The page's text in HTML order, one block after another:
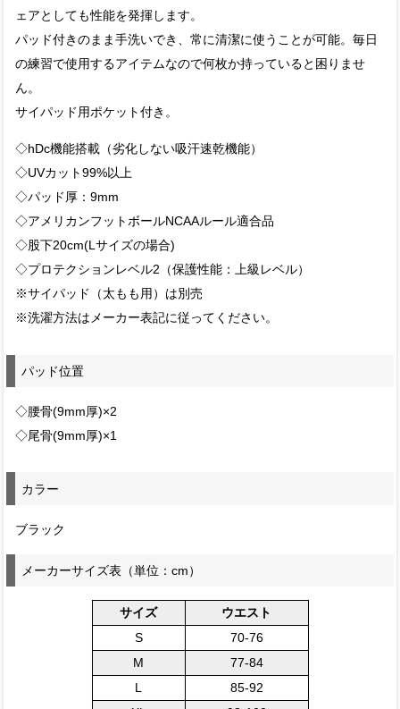
ェアとしても性能を発揮します。
パッド付きのまま手洗いでき、常に清潔に使うことが可能。毎日
の練習で使用するアイテムなので何枚か持っていると困りませ
ん。
サイパッド用ポケット付き。
◇hDc機能搭載（劣化しない吸汗速乾機能）
◇UVカット99%以上
◇パッド厚：9mm
◇アメリカンフットボールNCAAルール適合品
◇股下20cm(Lサイズの場合)
◇プロテクションレベル2（保護性能：上級レベル）
※サイパッド（太もも用）は別売
※洗濯方法はメーカー表記に従ってください。
パッド位置
◇腰骨(9mm厚)×2
◇尾骨(9mm厚)×1
カラー
ブラック
メーカーサイズ表（単位：cm）
サイズ
ウエスト
S
70-76
M
77-84
L
85-92